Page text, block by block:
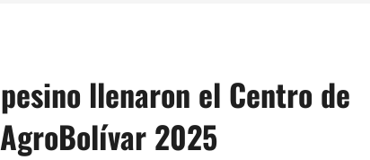
llenaron el Centro de
2025